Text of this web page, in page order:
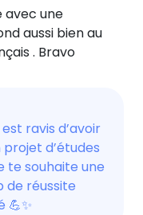
avec une
aussi bien au
. Bravo
ravis d’avoir
d’études
te souhaite une
de réussite